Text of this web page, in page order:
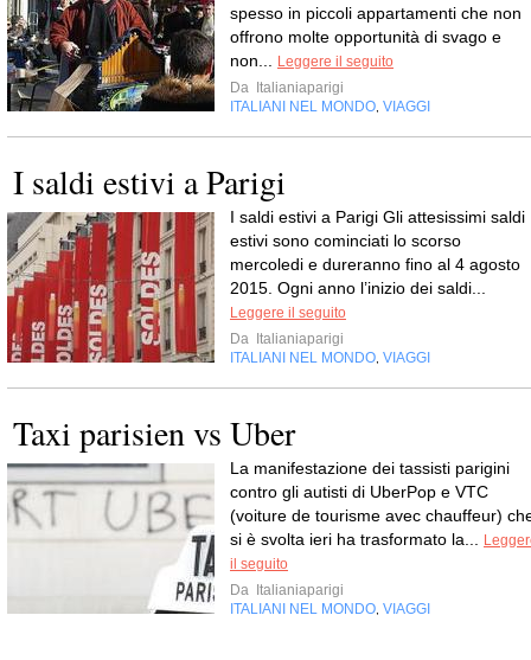
spesso in piccoli appartamenti che non
offrono molte opportunità di svago e
non...
Leggere il seguito
Da
Italianiaparigi
ITALIANI NEL MONDO VIAGGI
I saldi estivi a Parigi
I saldi estivi a Parigi Gli attesissimi saldi
estivi sono cominciati lo scorso
mercoledi e dureranno fino al 4 agosto
2015. Ogni anno l’inizio dei saldi...
Leggere il seguito
Da
Italianiaparigi
ITALIANI NEL MONDO VIAGGI
Taxi parisien vs Uber
La manifestazione dei tassisti parigini
contro gli autisti di UberPop e VTC
(voiture de tourisme avec chauffeur)
si è svolta ieri ha trasformato la...
il seguito
Da
Italianiaparigi
ITALIANI NEL MONDO VIAGGI